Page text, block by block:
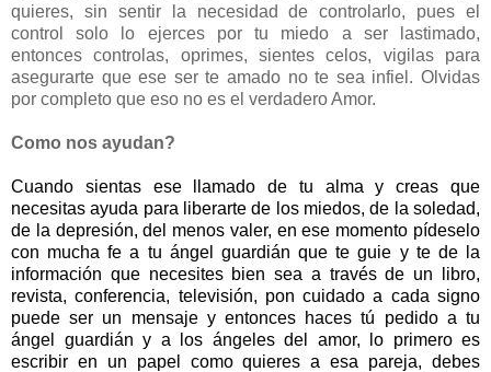
quieres, sin sentir la necesidad de controlarlo, pues el
control solo lo ejerces por tu miedo a ser lastimado,
entonces controlas, oprimes, sientes celos, vigilas para
asegurarte que ese ser te amado no te sea infiel. Olvidas
por completo que eso no es el verdadero Amor.
Como nos ayudan?
Cuando sientas ese llamado de tu alma y creas que
necesitas ayuda para liberarte de los miedos, de la soledad,
de la depresión, del menos valer, en ese momento pídeselo
con mucha fe a tu ángel guardián que te guie y te de la
información que necesites bien sea a través de un libro,
revista, conferencia, televisión, pon cuidado a cada signo
puede ser un mensaje y entonces haces tú pedido a tu
ángel guardián y a los ángeles del amor, lo primero es
escribir en un papel como quieres a esa pareja, debes